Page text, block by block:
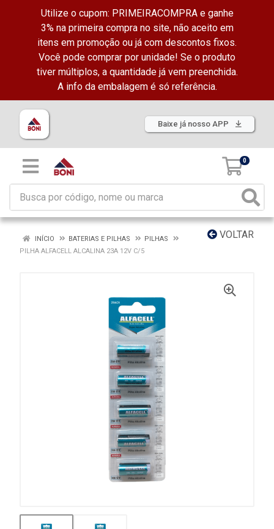
Utilize o cupom: PRIMEIRACOMPRA e ganhe
3% na primeira compra no site, não aceito em
itens em promoção ou já com descontos fixos.
Você pode comprar por unidade! Se o produto
tiver múltiplos, a quantidade já vem preenchida.
A info da embalagem é só referência.
Baixe já nosso APP
0
VOLTAR
INÍCIO BATERIAS E PILHAS
PILHAS
PILHA ALFACELL ALCALINA 23A 12V C/5